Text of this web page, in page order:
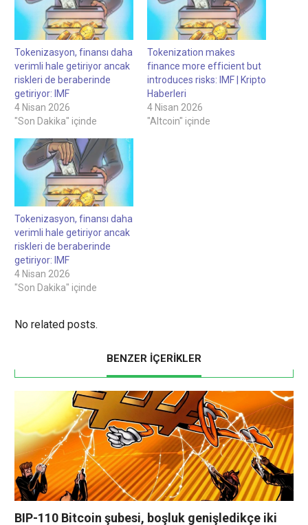
Tokenizasyon, finansı daha
verimli hale getiriyor ancak
riskleri de beraberinde
getiriyor: IMF
4 Nisan 2026
"Son Dakika" içinde
Tokenization makes
finance more efficient but
introduces risks: IMF | Kripto
Haberleri
4 Nisan 2026
"Altcoin" içinde
Tokenizasyon, finansı daha
verimli hale getiriyor ancak
riskleri de beraberinde
getiriyor: IMF
4 Nisan 2026
"Son Dakika" içinde
No related posts.
BENZER İÇERİKLER
BIP-110 Bitcoin şubesi, boşluk genişledikçe iki